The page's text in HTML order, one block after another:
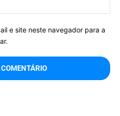
e site neste navegador para a